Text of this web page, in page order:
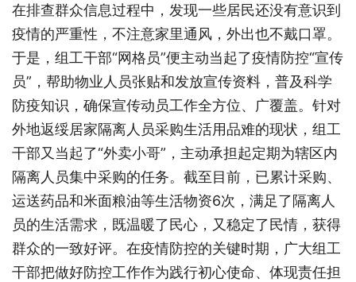
在排查群众信息过程中，发现一些居民还没有意识到
疫情的严重性，不注意家里通风，外出也不戴口罩。
于是，组工干部“网格员”便主动当起了疫情防控“宣传
员”，帮助物业人员张贴和发放宣传资料，普及科学
防疫知识，确保宣传动员工作全方位、广覆盖。针对
外地返绥居家隔离人员采购生活用品难的现状，组工
干部又当起了“外卖小哥”，主动承担起定期为辖区内
隔离人员集中采购的任务。截至目前，已累计采购、
运送药品和米面粮油等生活物资6次，满足了隔离人
员的生活需求，既温暖了民心，又稳定了民情，获得
群众的一致好评。在疫情防控的关键时期，广大组工
干部把做好防控工作作为践行初心使命、体现责任担